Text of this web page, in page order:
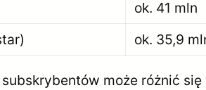
ok. 41 mln
ok. 35,9
może różnić